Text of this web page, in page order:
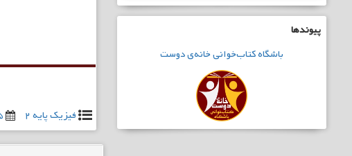
فیزیک پایه ۲
پیوندها
باشگاهکتاب‌خوانیخانه‌ی دوست